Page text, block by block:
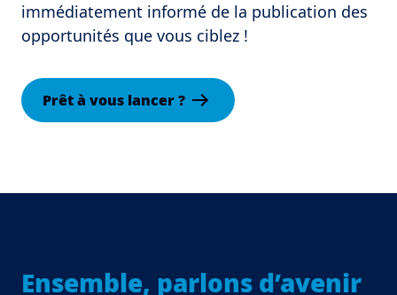
immédiatement informé de la publication des
opportunités que vous ciblez !
Prêt à vous lancer ?
Ensemble, parlons d’avenir